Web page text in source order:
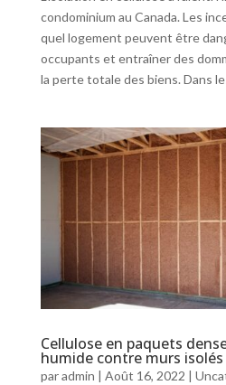
condominium au Canada. Les
quel logement peuvent être
occupants et entraîner des
la perte totale des biens. Dans
Cellulose en paquets
humide contre murs isolés
paradmin | Août 16, 2022 |